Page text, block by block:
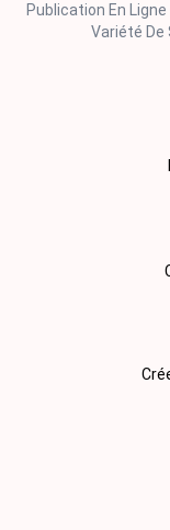
Publication En
Variété De